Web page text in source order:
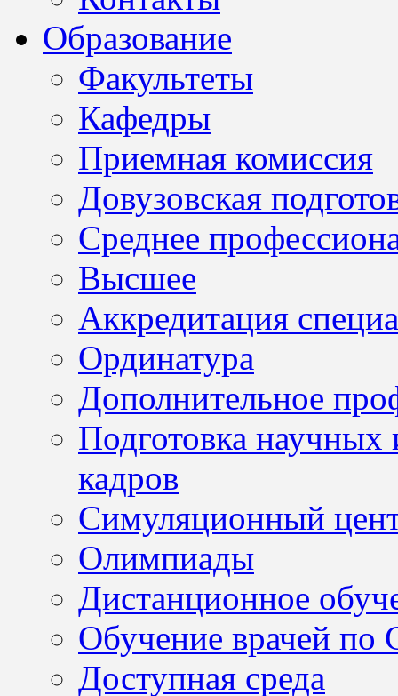
Образование
Факультеты
Кафедры
Приемная комиссия
Довузовская
Среднее
Высшее
Аккредитация
Ординатура
Дополнительное
Подготовка научных
кадров
Симуляционный
Олимпиады
Дистанционное
Обучение врачей по
Доступная среда